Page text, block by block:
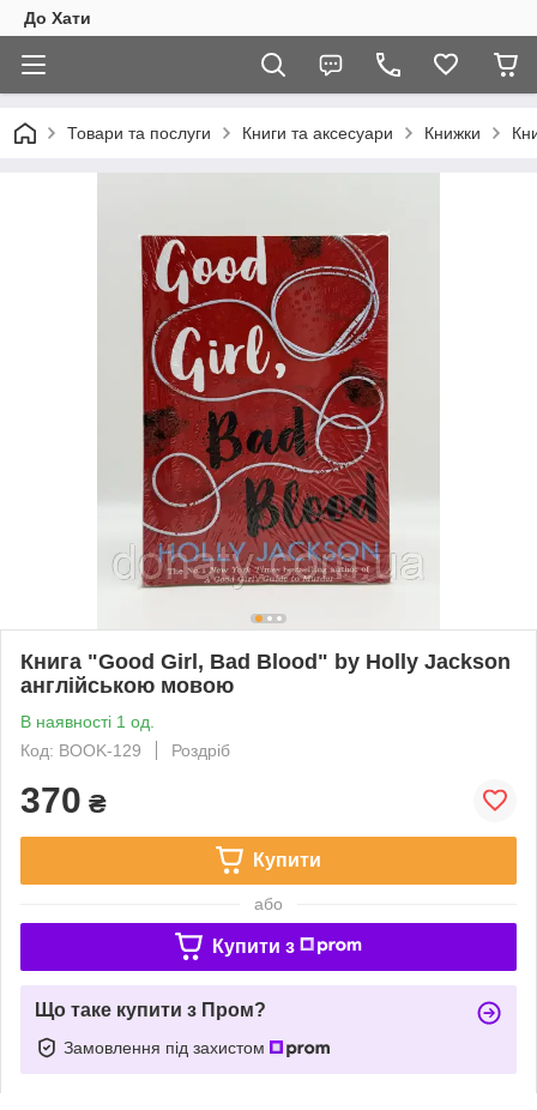
До Хати
Товари та послуги Книги та аксесуари Книжки
Книга "Good Girl, Bad Blood" by Holly Jackson
англійською мовою
В наявності 1 од.
Код: BOOK-129
Роздріб
370 ₴
Купити
або
Купити з
Що таке купити з Пром?
Замовлення під захистом